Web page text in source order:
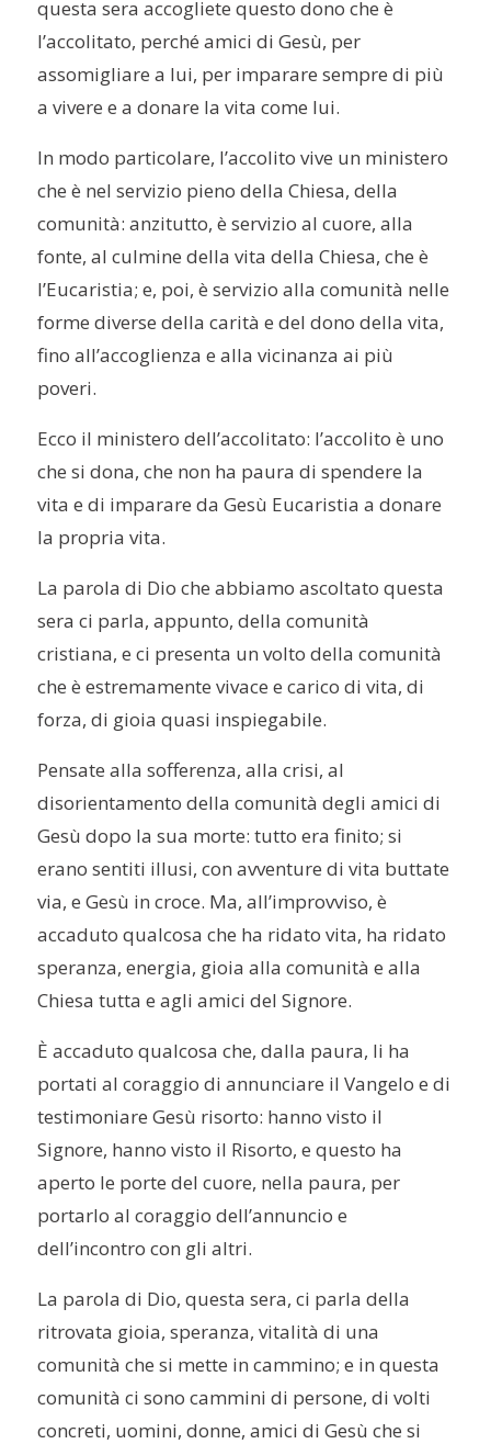
questa sera accogliete questo dono che è
l’accolitato, perché amici di Gesù, per
assomigliare a lui, per imparare sempre di più
a vivere e a donare la vita come lui.
In modo particolare, l’accolito vive un ministero
che è nel servizio pieno della Chiesa, della
comunità: anzitutto, è servizio al cuore, alla
fonte, al culmine della vita della Chiesa, che è
l’Eucaristia; e, poi, è servizio alla comunità nelle
forme diverse della carità e del dono della vita,
fino all’accoglienza e alla vicinanza ai più
poveri.
Ecco il ministero dell’accolitato: l’accolito è uno
che si dona, che non ha paura di spendere la
vita e di imparare da Gesù Eucaristia a donare
la propria vita.
La parola di Dio che abbiamo ascoltato questa
sera ci parla, appunto, della comunità
cristiana, e ci presenta un volto della comunità
che è estremamente vivace e carico di vita, di
forza, di gioia quasi inspiegabile.
Pensate alla sofferenza, alla crisi, al
disorientamento della comunità degli amici di
Gesù dopo la sua morte: tutto era finito; si
erano sentiti illusi, con avventure di vita buttate
via, e Gesù in croce. Ma, all’improvviso, è
accaduto qualcosa che ha ridato vita, ha ridato
speranza, energia, gioia alla comunità e alla
Chiesa tutta e agli amici del Signore.
È accaduto qualcosa che, dalla paura, li ha
portati al coraggio di annunciare il Vangelo e di
testimoniare Gesù risorto: hanno visto il
Signore, hanno visto il Risorto, e questo ha
aperto le porte del cuore, nella paura, per
portarlo al coraggio dell’annuncio e
dell’incontro con gli altri.
La parola di Dio, questa sera, ci parla della
ritrovata gioia, speranza, vitalità di una
comunità che si mette in cammino; e in questa
comunità ci sono cammini di persone, di volti
concreti, uomini, donne, amici di Gesù che si